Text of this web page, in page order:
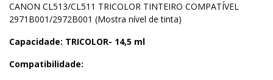
CANON CL513/CL511 TRICOLOR TINTEIRO COMPATÍVEL
2971B001/2972B001 (Mostra nível de tinta)
Capacidade: TRICOLOR- 14,5 ml
Compatibilidade: